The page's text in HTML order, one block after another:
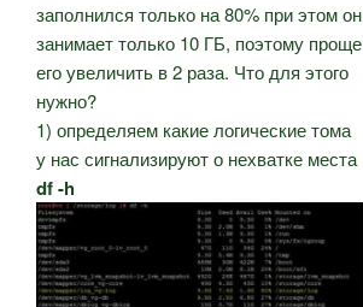
заполнился только на 80% при этом он
занимает только 10 ГБ, поэтому проще
его увеличить в 2 раза. Что для этого
нужно?
1) определяем какие логические тома
у нас сигнализируют о нехватке места
df -h